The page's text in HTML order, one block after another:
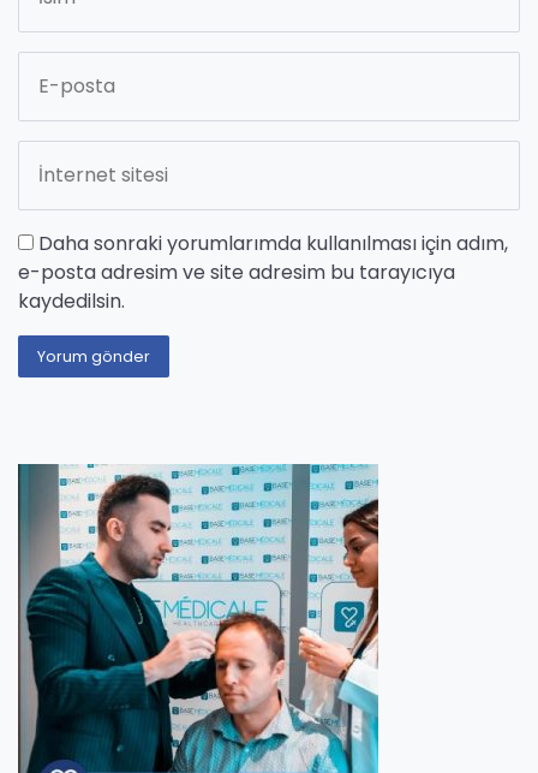
Daha sonraki yorumlarımda kullanılması için adım,
e-posta adresim ve site adresim bu tarayıcıya
kaydedilsin.